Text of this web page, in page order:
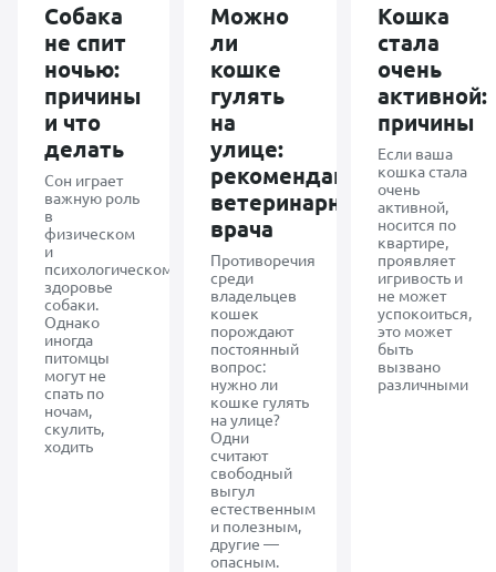
Собака
не спит
ночью:
причины
и что
делать
Сон играет
важную роль
в
физическом
и
психологическом
здоровье
собаки.
Однако
иногда
питомцы
могут не
спать по
ночам,
скулить,
ходить
Можно
ли
кошке
гулять
на
улице:
рекомендации
ветеринарного
врача
Противоречия
среди
владельцев
кошек
порождают
постоянный
вопрос:
нужно ли
кошке гулять
на улице?
Одни
считают
свободный
выгул
естественным
и полезным,
другие —
опасным.
Кошка
стала
очень
активной:
причины
Если ваша
кошка стала
очень
активной,
носится по
квартире,
проявляет
игривость и
не может
успокоиться,
это может
быть
вызвано
различными